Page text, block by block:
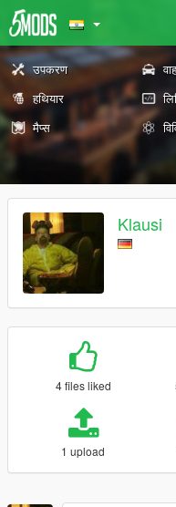
उपकरण
हथियार
मैप्स
Klausi
4 files liked
1 upload